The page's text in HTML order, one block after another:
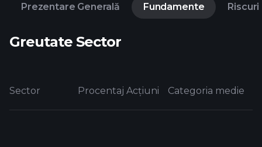
Prezentare Generală Fundamente Riscuri
Greutate Sector
Sector Procentaj Acțiuni Categoria medie